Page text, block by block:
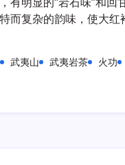
复杂的韵味，使大红
武夷山 武夷岩茶 火功